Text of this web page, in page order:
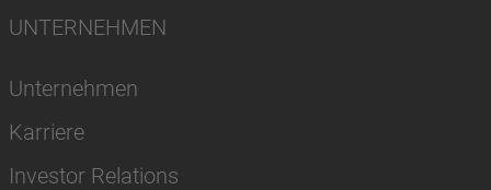
UNTERNEHMEN
Unternehmen
Karriere
Investor Relations